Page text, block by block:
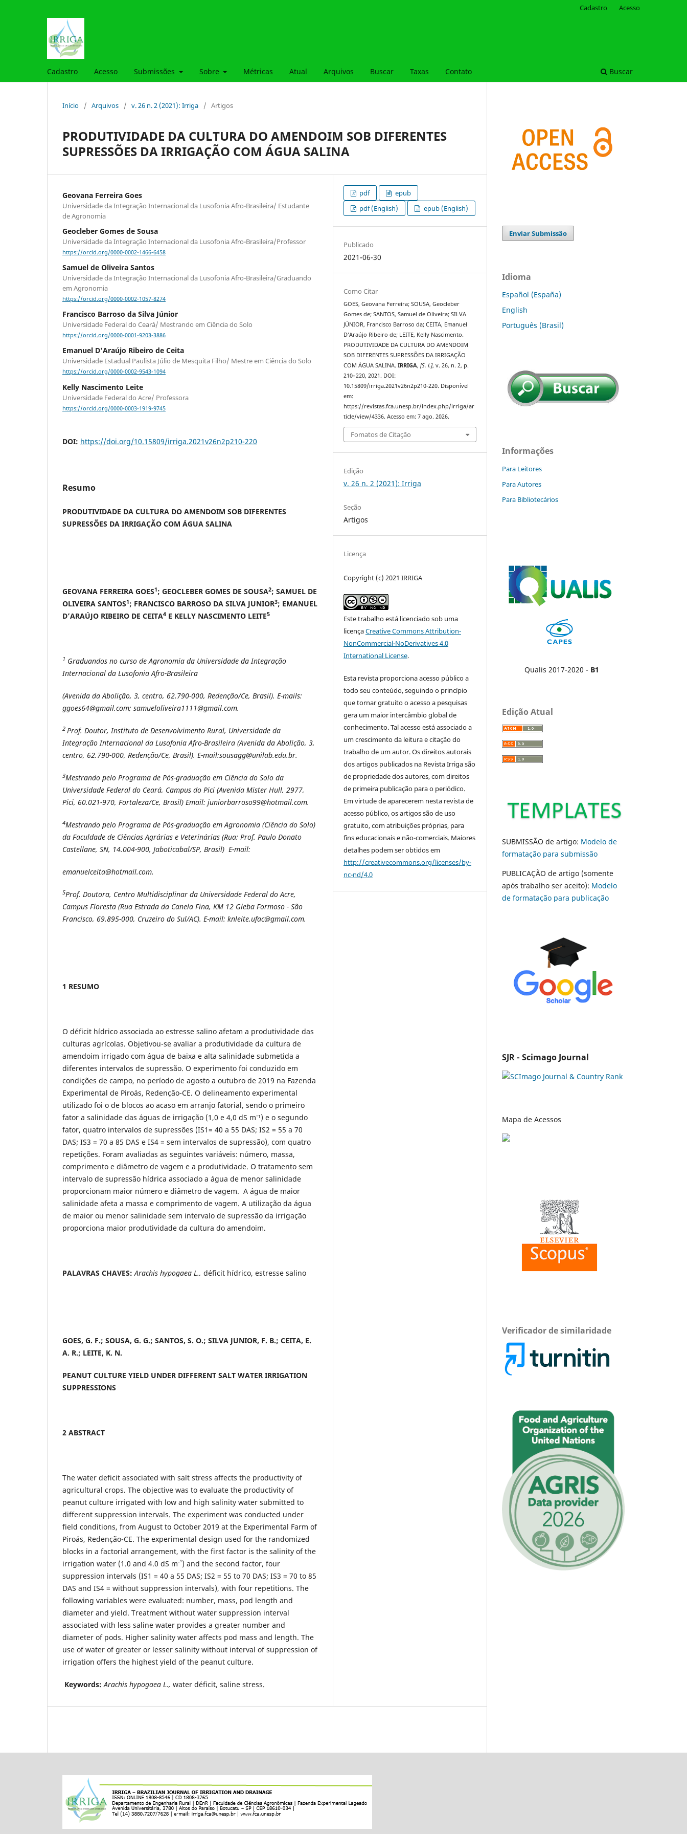
Cadastro Acesso Submissões Sobre Métricas Atual Arquivos Buscar Taxas Contato Buscar
Cadastro Acesso
Início / Arquivos / v. 26 n. 2 (2021): Irriga / Artigos
PRODUTIVIDADE DA CULTURA DO AMENDOIM SOB DIFERENTES
SUPRESSÕES DA IRRIGAÇÃO COM ÁGUA SALINA
Geovana Ferreira Goes
Universidade da Integração Internacional da Lusofonia Afro-Brasileira/ Estudante
de Agronomia
Geocleber Gomes de Sousa
Universidade da Integração Internacional da Lusofonia Afro-Brasileira/Professor
https://orcid.org/0000-0002-1466-6458
Samuel de Oliveira Santos
Universidade da Integração Internacional da Lusofonia Afro-Brasileira/Graduando
em Agronomia
https://orcid.org/0000-0002-1057-8274
Francisco Barroso da Silva Júnior
Universidade Federal do Ceará/ Mestrando em Ciência do Solo
https://orcid.org/0000-0001-9203-3886
Emanuel D'Araújo Ribeiro de Ceita
Universidade Estadual Paulista Júlio de Mesquita Filho/ Mestre em Ciência do Solo
https://orcid.org/0000-0002-9543-1094
Kelly Nascimento Leite
Universidade Federal do Acre/ Professora
https://orcid.org/0000-0003-1919-9745
DOI: https://doi.org/10.15809/irriga.2021v26n2p210-220
Resumo
PRODUTIVIDADE DA CULTURA DO AMENDOIM SOB DIFERENTES
SUPRESSÕES DA IRRIGAÇÃO COM ÁGUA SALINA
GEOVANA FERREIRA GOES1; GEOCLEBER GOMES DE SOUSA2; SAMUEL DE
OLIVEIRA SANTOS1; FRANCISCO BARROSO DA SILVA JUNIOR3; EMANUEL
D’ARAÚJO RIBEIRO DE CEITA4 E KELLY NASCIMENTO LEITE5
1 Graduandos no curso de Agronomia da Universidade da Integração
Internacional da Lusofonia Afro-Brasileira
(Avenida da Abolição, 3, centro, 62.790-000, Redenção/Ce, Brasil). E-mails:
ggoes64@gmail.com; samueloliveira1111@gmail.com.
2 Prof. Doutor, Instituto de Desenvolvimento Rural, Universidade da
Integração Internacional da Lusofonia Afro-Brasileira (Avenida da Abolição, 3,
centro, 62.790-000, Redenção/Ce, Brasil). E-mail:sousagg@unilab.edu.br.
3Mestrando pelo Programa de Pós-graduação em Ciência do Solo da
Universidade Federal do Ceará, Campus do Pici (Avenida Mister Hull, 2977,
Pici, 60.021-970, Fortaleza/Ce, Brasil) Email: juniorbarroso99@hotmail.com.
4Mestrando pelo Programa de Pós-graduação em Agronomia (Ciência do Solo)
da Faculdade de Ciências Agrárias e Veterinárias (Rua: Prof. Paulo Donato
Castellane, SN, 14.004-900, Jaboticabal/SP, Brasil) E-mail:
emanuelceita@hotmail.com.
5Prof. Doutora, Centro Multidisciplinar da Universidade Federal do Acre,
Campus Floresta (Rua Estrada da Canela Fina, KM 12 Gleba Formoso - São
Francisco, 69.895-000, Cruzeiro do Sul/AC). E-mail: knleite.ufac@gmail.com.
1 RESUMO
O déficit hídrico associada ao estresse salino afetam a produtividade das
culturas agrícolas. Objetivou-se avaliar a produtividade da cultura de
amendoim irrigado com água de baixa e alta salinidade submetida a
diferentes intervalos de supressão. O experimento foi conduzido em
condições de campo, no período de agosto a outubro de 2019 na Fazenda
Experimental de Piroás, Redenção-CE. O delineamento experimental
utilizado foi o de blocos ao acaso em arranjo fatorial, sendo o primeiro
fator a salinidade das águas de irrigação (1,0 e 4,0 dS m-¹) e o segundo
fator, quatro intervalos de supressões (IS1= 40 a 55 DAS; IS2 = 55 a 70
DAS; IS3 = 70 a 85 DAS e IS4 = sem intervalos de supressão), com quatro
repetições. Foram avaliadas as seguintes variáveis: número, massa,
comprimento e diâmetro de vagem e a produtividade. O tratamento sem
intervalo de supressão hídrica associado a água de menor salinidade
proporcionam maior número e diâmetro de vagem. A água de maior
salinidade afeta a massa e comprimento de vagem. A utilização da água
de maior ou menor salinidade sem intervalo de supressão da irrigação
proporciona maior produtividade da cultura do amendoim.
PALAVRAS CHAVES: Arachis hypogaea L., déficit hídrico, estresse salino
GOES, G. F.; SOUSA, G. G.; SANTOS, S. O.; SILVA JUNIOR, F. B.; CEITA, E.
A. R.; LEITE, K. N.
PEANUT CULTURE YIELD UNDER DIFFERENT SALT WATER IRRIGATION
SUPPRESSIONS
2 ABSTRACT
The water deficit associated with salt stress affects the productivity of
agricultural crops. The objective was to evaluate the productivity of
peanut culture irrigated with low and high salinity water submitted to
different suppression intervals. The experiment was conducted under
field conditions, from August to October 2019 at the Experimental Farm of
Piroás, Redenção-CE. The experimental design used for the randomized
blocks in a factorial arrangement, with the first factor is the salinity of the
irrigation water (1.0 and 4.0 dS m-¹) and the second factor, four
suppression intervals (IS1 = 40 a 55 DAS; IS2 = 55 to 70 DAS; IS3 = 70 to 85
DAS and IS4 = without suppression intervals), with four repetitions. The
following variables were evaluated: number, mass, pod length and
diameter and yield. Treatment without water suppression interval
associated with less saline water provides a greater number and
diameter of pods. Higher salinity water affects pod mass and length. The
use of water of greater or lesser salinity without interval of suppression of
irrigation offers the highest yield of the peanut culture.
Keywords: Arachis hypogaea L., water déficit, saline stress.
pdf
epub
pdf (English)
epub (English)
Publicado
2021-06-30
Como Citar
GOES, Geovana Ferreira; SOUSA, Geocleber
Gomes de; SANTOS, Samuel de Oliveira; SILVA
JÚNIOR, Francisco Barroso da; CEITA, Emanuel
D’Araújo Ribeiro de; LEITE, Kelly Nascimento.
PRODUTIVIDADE DA CULTURA DO AMENDOIM
SOB DIFERENTES SUPRESSÕES DA IRRIGAÇÃO
COM ÁGUA SALINA.IRRIGA,[S. l.], v. 26, n. 2, p.
210–220, 2021. DOI:
10.15809/irriga.2021v26n2p210-220. Disponível
em:
https://revistas.fca.unesp.br/index.php/irriga/ar
ticle/view/4336. Acesso em: 7 ago. 2026.
Fomatos de Citação
Edição
v. 26 n. 2 (2021): Irriga
Seção
Artigos
Licença
Copyright (c) 2021 IRRIGA
Este trabalho está licenciado sob uma
licençaCreative Commons Attribution-
NonCommercial-NoDerivatives 4.0
International License.
Esta revista proporciona acesso público a
todo seu conteúdo, seguindo o princípio
que tornar gratuito o acesso a pesquisas
gera um maior intercâmbio global de
conhecimento. Tal acesso está associado a
um crescimento da leitura e citação do
trabalho de um autor. Os direitos autorais
dos artigos publicados na Revista Irriga são
de propriedade dos autores, com direitos
de primeira publicação para o periódico.
Em virtude de aparecerem nesta revista de
acesso público, os artigos são de uso
gratuito, com atribuições próprias, para
fins educacionais e não-comerciais. Maiores
detalhes podem ser obtidos em
http://creativecommons.org/licenses/by-
nc-nd/4.0
Enviar Submissão
Idioma
Español (España)
English
Português (Brasil)
Informações
Para Leitores
Para Autores
Para Bibliotecários
Qualis 2017-2020 - B1
Edição Atual
SUBMISSÃO de artigo: Modelo de
formatação para submissão
PUBLICAÇÃO de artigo (somente
após trabalho ser aceito): Modelo
de formatação para publicação
SJR - Scimago Journal
Mapa de Acessos
Verificador de similaridade